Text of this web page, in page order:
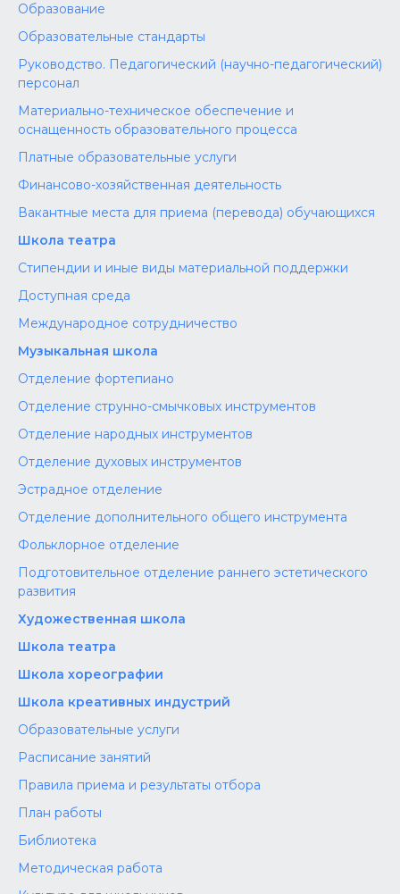
Образование
Образовательные стандарты
Руководство. Педагогический (научно-педагогический)
персонал
Материально-техническое обеспечение и
оснащенность образовательного процесса
Платные образовательные услуги
Финансово-хозяйственная деятельность
Вакантные места для приема (перевода) обучающихся
Школа театра
Стипендии и иные виды материальной поддержки
Доступная среда
Международное сотрудничество
Музыкальная школа
Отделение фортепиано
Отделение струнно-смычковых инструментов
Отделение народных инструментов
Отделение духовых инструментов
Эстрадное отделение
Отделение дополнительного общего инструмента
Фольклорное отделение
Подготовительное отделение раннего эстетического
развития
Художественная школа
Школа‌‌‌‌ театра
Школа хореографии
Школа креативных индустрий
Образовательные услуги
Расписание занятий
Правила приема и результаты отбора
План работы
Библиотека
Методическая работа